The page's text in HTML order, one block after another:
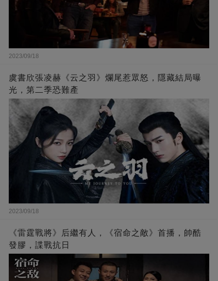
2023/09/18
虞書欣張凌赫《云之羽》爛尾惹眾怒，隱藏結局曝
光，第二季恐難產
2023/09/18
《雷霆戰將》后繼有人，《宿命之敵》首播，帥酷
發膠，諜戰抗日